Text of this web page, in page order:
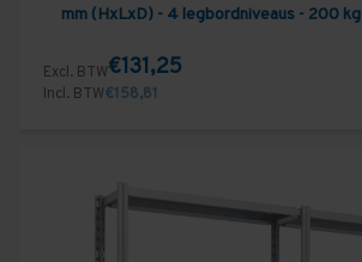
mm (HxLxD) - 4 legbordniveaus - 200 kg
Excl. BTW€131,25
Incl. BTW€158,81